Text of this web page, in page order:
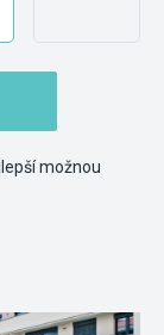
možnou